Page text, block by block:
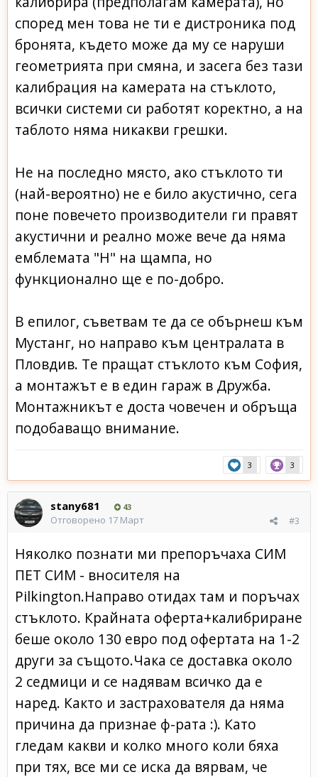
според мен това не ти е дистроника под
бронята, където може да му се наруши
геометрията при смяна, и засега без тази
калибрация на камерата на стъклото,
всички системи си работят коректно, а на
таблото няма никакви грешки.
Не на последно място, ако стъклото ти
(най-вероятно) не е било акустично, сега
поне повечето производители ги правят
акустични и реално може вече да няма
емблемата "H" на щампа, но
функционално ще е по-добро.
В епилог, съветвам те да се обърнеш към
Мустанг, но направо към централата в
Пловдив. Те пращат стъклото към София,
а монтажът е в един гараж в Дружба.
Монтажникът е доста човечен и обръща
подобаващо внимание.
3 3
stany681 43
#3
Отговорено 17 Март
Няколко познати ми препоръчаха СИМ
ПЕТ СИМ - вносителя на
Pilkington.Направо отидах там и поръчах
стъклото. Крайната оферта+калибриране
беше около 130 евро под офертата на 1-2
други за същото.Чака се доставка около
2 седмици и се надявам всичко да е
наред. Както и застрахователя да няма
причина да признае ф-рата :). Като
гледам какви и колко много коли бяха
при тях, все ми се иска да вярвам, че